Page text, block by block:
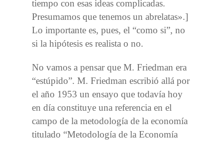
tiempo con esas ideas complicadas.
Presumamos que tenemos un abrelatas».]
Lo importante es, pues, el “como si”, no
si la hipótesis es realista o no.
No vamos a pensar que M. Friedman era
“estúpido”. M. Friedman escribió allá por
el año 1953 un ensayo que todavía hoy
en día constituye una referencia en el
campo de la metodología de la economía
titulado “Metodología de la Economía